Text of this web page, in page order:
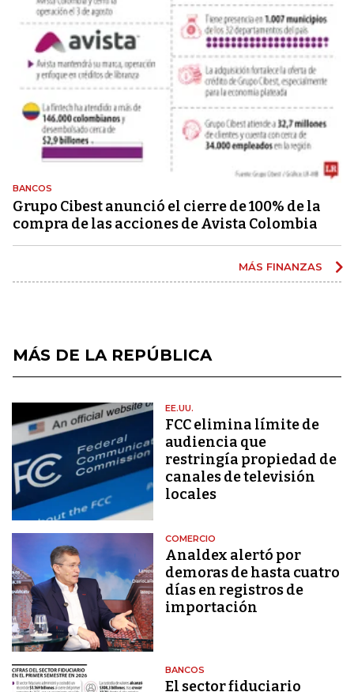
BANCOS
Grupo Cibest anunció el cierre de 100% de la
compra de las acciones de Avista Colombia
MÁS FINANZAS
MÁS DE LA REPÚBLICA
EE.UU.
FCC elimina límite de
audiencia que
restringía propiedad de
canales de televisión
locales
COMERCIO
Analdex alertó por
demoras de hasta cuatro
días en registros de
importación
BANCOS
El sector fiduciario